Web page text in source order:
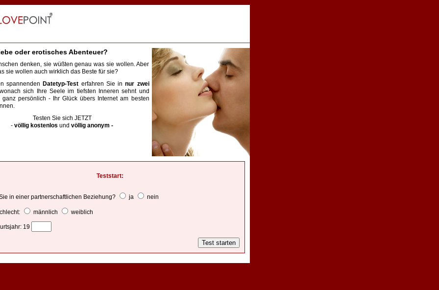
oder erotisches Abenteuer?
denken, sie wüßten genau was sie wollen. Aber
sie wollen auch wirklich das Beste für sie?
spannenden Datetyp-Test erfahren Sie innur zwei
sich Ihre Seele im tiefsten Inneren sehnt und
persönlich - Ihr Glück übers Internet am besten
Testen Sie sich JETZT
- völlig kostenlos und völlig anonym -
Teststart:
in einer partnerschaftlichen Beziehung? ja nein
männlich weiblich
19